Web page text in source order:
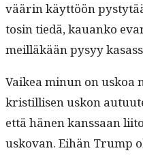
väärin käyt­töön
tosin tiedä, kauanko
meil­läkään pysyy
Vaikea min­un on
kris­til­lisen uskon
että hänen kanssaan
usko­van. Eihän Trump